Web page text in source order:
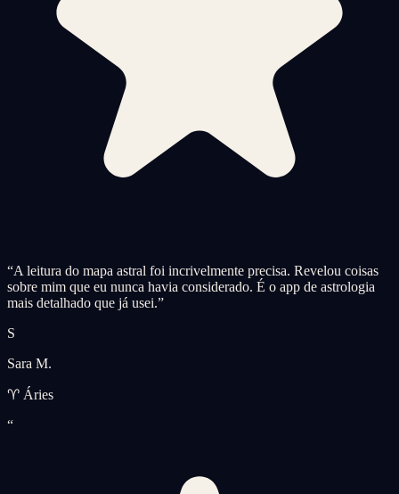
“A leitura do mapa astral foi incrivelmente precisa. Revelou coisas
sobre mim que eu nunca havia considerado. É o app de astrologia
mais detalhado que já usei.”
S
Sara M.
♈ Áries
“